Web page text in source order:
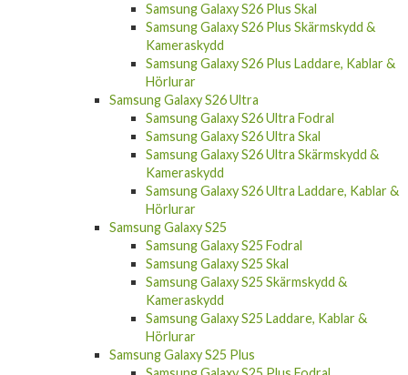
Samsung Galaxy S26 Plus Skal
Samsung Galaxy S26 Plus Skärmskydd &
Kameraskydd
Samsung Galaxy S26 Plus Laddare, Kablar &
Hörlurar
Samsung Galaxy S26 Ultra
Samsung Galaxy S26 Ultra Fodral
Samsung Galaxy S26 Ultra Skal
Samsung Galaxy S26 Ultra Skärmskydd &
Kameraskydd
Samsung Galaxy S26 Ultra Laddare, Kablar &
Hörlurar
Samsung Galaxy S25
Samsung Galaxy S25 Fodral
Samsung Galaxy S25 Skal
Samsung Galaxy S25 Skärmskydd &
Kameraskydd
Samsung Galaxy S25 Laddare, Kablar &
Hörlurar
Samsung Galaxy S25 Plus